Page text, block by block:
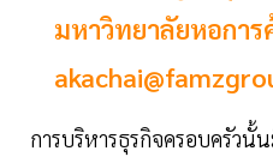
มหาวิทยาลัยหอการ
การบริหารธุรกิจครอบครัวนั้